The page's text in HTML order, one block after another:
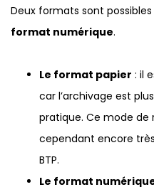
Deux formats sont possibles
format numérique.
Le format papier : il
car l’archivage est
pratique. Ce mode de
cependant encore
BTP.
Le format